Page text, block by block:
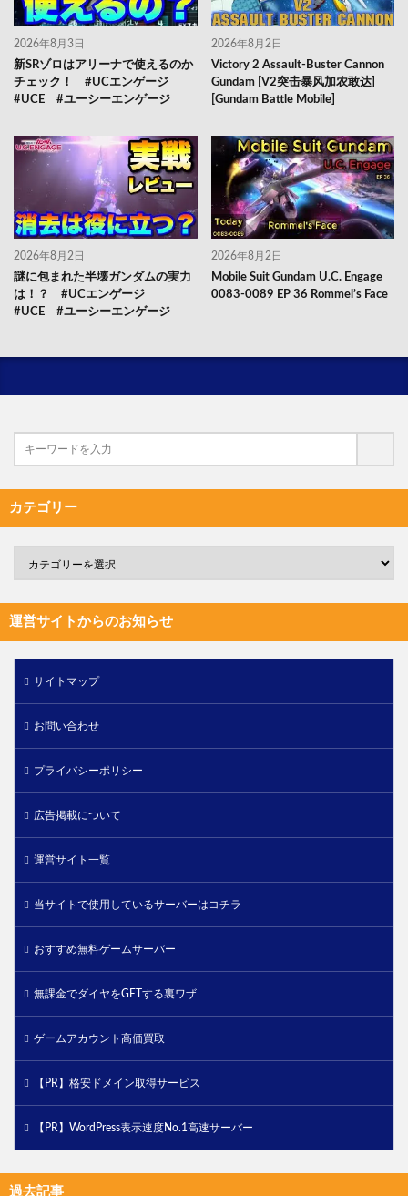
2026年8月3日
新SRゾロはアリーナで使えるのか
チェック！ #UCエンゲージ
#UCE #ユーシーエンゲージ
2026年8月2日
Victory 2 Assault-Buster Cannon
Gundam [V2突击暴风加农敢达]
[Gundam Battle Mobile]
2026年8月2日
謎に包まれた半壊ガンダムの実力
は！？ #UCエンゲージ
#UCE #ユーシーエンゲージ
2026年8月2日
Mobile Suit Gundam U.C. Engage
0083-0089 EP 36 Rommel’s Face
カテゴリー
運営サイトからのお知らせ
サイトマップ
お問い合わせ
プライバシーポリシー
広告掲載について
運営サイト一覧
当サイトで使用しているサーバーはコチラ
おすすめ無料ゲームサーバー
無課金でダイヤをGETする裏ワザ
ゲームアカウント高価買取
【PR】格安ドメイン取得サービス
【PR】WordPress表示速度No.1高速サーバー
過去記事